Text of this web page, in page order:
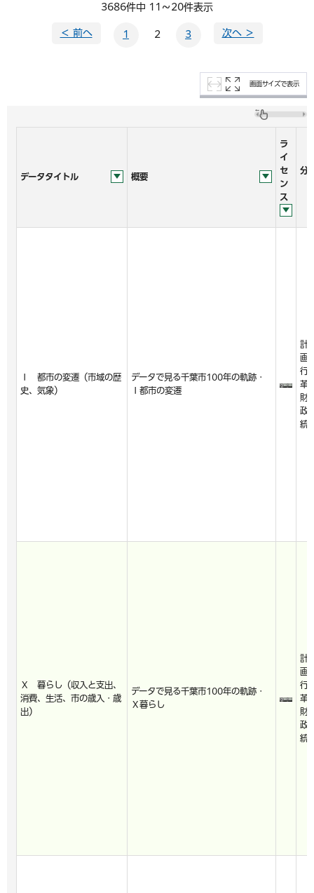
3686件中 11～20件表示
＜ 前へ 1 2 3 次へ ＞
画面サイズで表示
データタイトル 概要
ラ
イ
セ
ン
ス
分
Ⅰ 都市の変遷（市域の歴
史、気象）
データで見る千葉市100年の軌跡・
Ⅰ都市の変遷
計
画
行
革
財
政
統
Ⅹ 暮らし（収入と支出、
消費、生活、市の歳入・歳
出）
データで見る千葉市100年の軌跡・
Ⅹ暮らし
計
画
行
革
財
政
統